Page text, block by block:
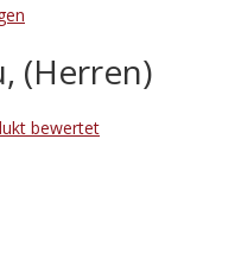
(Herren)
bewertet